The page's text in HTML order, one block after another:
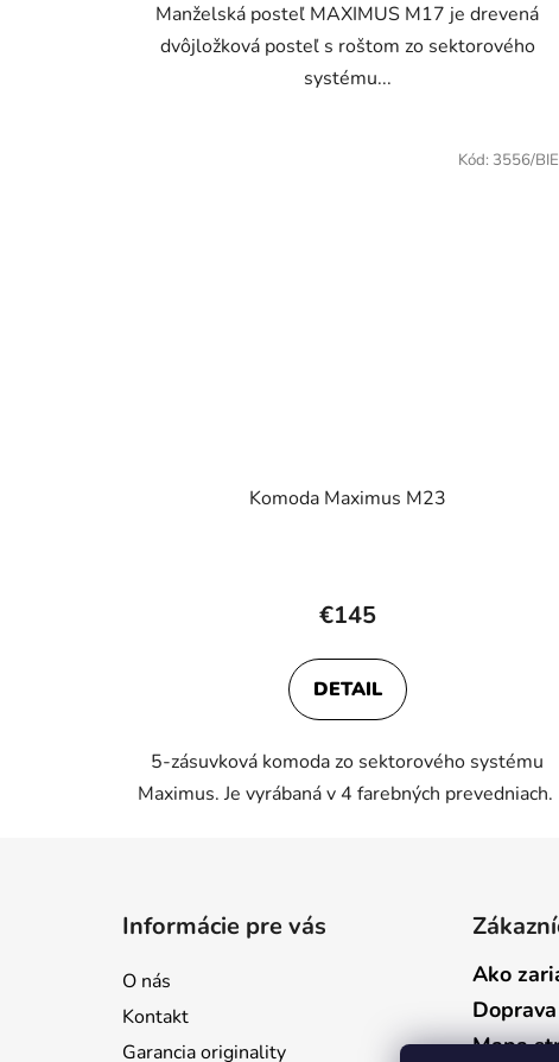
Manželská posteľ MAXIMUS M17 je drevená
dvôjložková posteľ s roštom zo sektorového
systému...
Komoda Maximus M23
€145
DETAIL
5-zásuvková komoda zo sektorového systému
Maximus. Je vyrábaná v 4 farebných prevedniach.
Kód: 3556/BIE
Informácie pre vás
O nás
Kontakt
Garancia originality
Ako
Doprava
Mapa